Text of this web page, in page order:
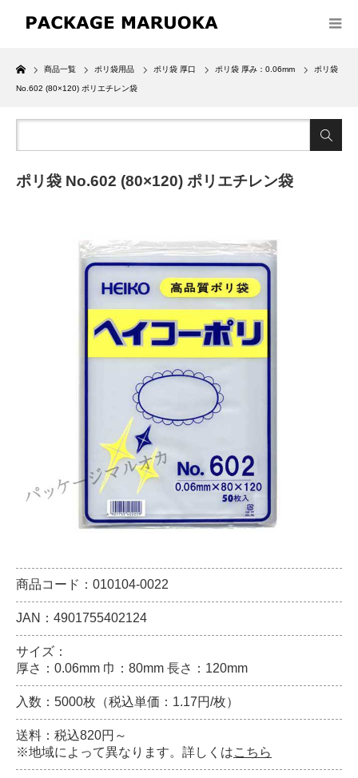
Home
商品一覧 ポリ袋用品 ポリ袋 厚口 ポリ袋 厚み：0.06mm ポリ袋
No.602 (80×120) ポリエチレン袋
ポリ袋 No.602 (80×120) ポリエチレン袋
商品コード：010104-0022
JAN：4901755402124
サイズ：
厚さ：0.06mm 巾：80mm 長さ：120mm
入数：5000枚（税込単価：1.17円/枚）
送料：税込820円～
※地域によって異なります。詳しくはこちら